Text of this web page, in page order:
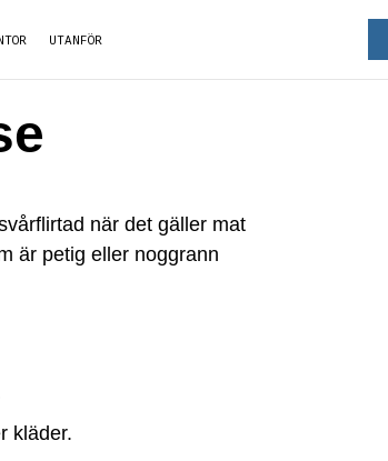
UTANFÖR
när det gäller mat
är petig eller noggrann
kläder.